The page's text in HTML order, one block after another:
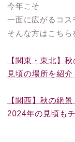
今年こそ
一面に広がるコ
そんな方はこち
【関東・東北】
見頃の場所を紹介
【関西】秋の絶
2024年の見頃も